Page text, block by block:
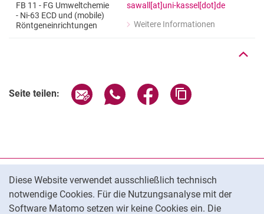
Diese Website verwendet ausschließlich technisch
notwendige Cookies. Für die Nutzungsanalyse mit der
Software Matomo setzen wir keine Cookies ein. Die
FB 11 - FG Umweltchemie
- Ni-63 ECD und (mobile)
Röntgeneinrichtungen
sawall[at]uni-kassel[dot]de
Weitere Informationen
zu Anja Sawallisch
Seite teilen: Seite über E-Mail teilen
Seite über WhatsApp teilen
Seite über Facebook
Datenschutz
Barrierefreiheit
Transparenter KI-Einsatz